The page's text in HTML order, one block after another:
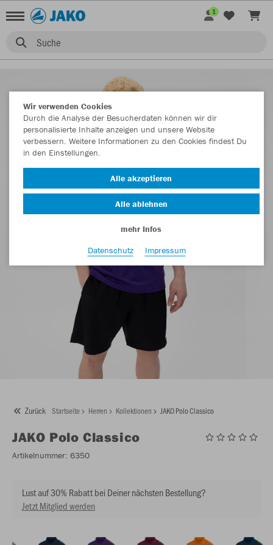
Suche
1
Zurück Startseite Herren Kollektionen JAKO Polo Classico
JAKO Polo Classico
Artikelnummer: 6350
Lust auf 30% Rabatt bei Deiner nächsten Bestellung?
Jetzt Mitglied werden
Wir verwenden Cookies
Durch die Analyse der Besucherdaten können wir dir
personalisierte Inhalte anzeigen und unsere Website
verbessern. Weitere Informationen zu den Cookies findest Du
in den Einstellungen.
Alle akzeptieren
Alle ablehnen
mehr Infos
Datenschutz
Impressum